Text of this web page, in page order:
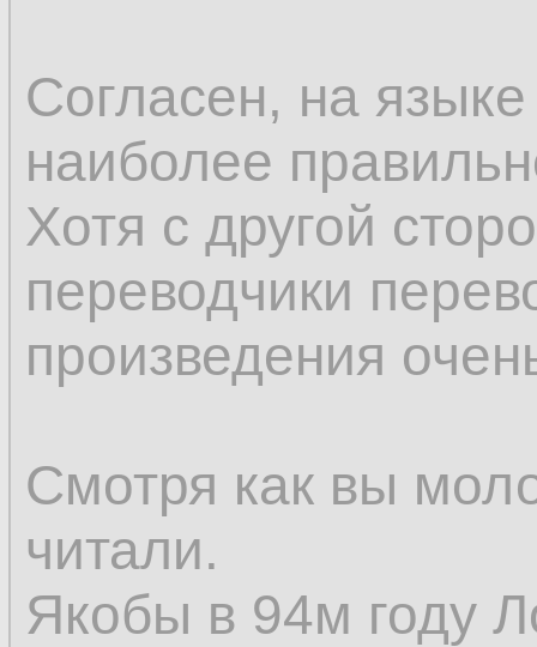
Согласен, на
наиболее
Хотя с другой
переводчики
произведения
Смотря как вы
читали.
Якобы в 94м году